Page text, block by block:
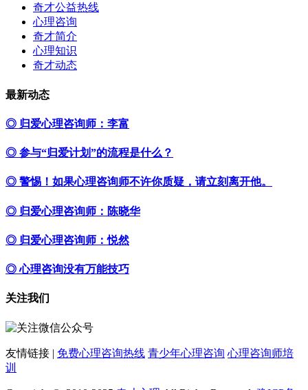
奇才公益热线
心理咨询
奇才简介
心理知识
奇才动态
最新动态
◎ 归爱心理咨询师：李富
◎ 参与“归爱计划”的流程是什么？
◎ 警惕！如果心理咨询师不许你质疑，请立刻离开他。
◎ 归爱心理咨询师：陈晓华
◎ 归爱心理咨询师：悦然
◎ 心理咨询没有万能技巧
关注我们
友情链接 | 免费心理咨询热线 青少年心理咨询 心理咨询师培
训